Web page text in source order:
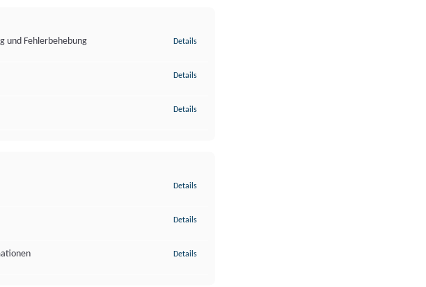
und Fehlerbehebung
Details
Details
Details
Details
Details
Details